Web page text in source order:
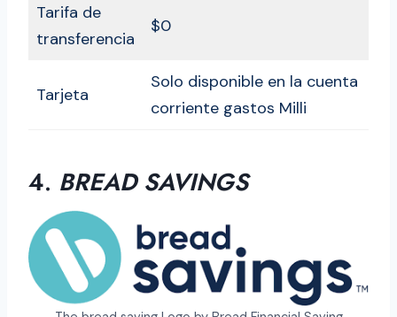
Tarifa de
transferencia
$0
Tarjeta
Solo disponible en la cuenta
corriente gastos Milli
4. BREAD SAVINGS